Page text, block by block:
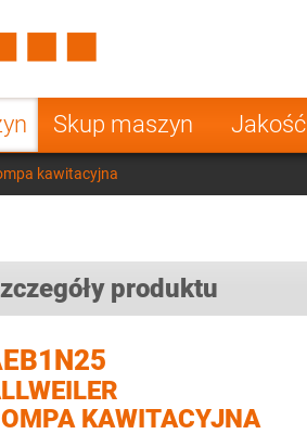
Skup maszyn Jakość
Poland
kawitacyjna
produktu
KAWITACYJNA